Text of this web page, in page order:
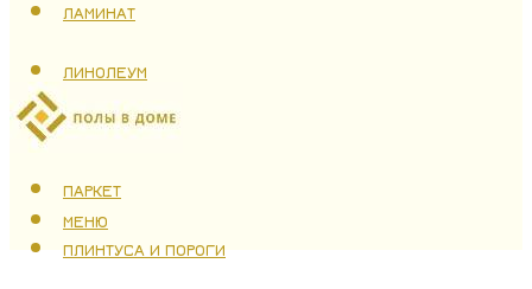
ЛАМИНАТ
ЛИНОЛЕУМ
ТЕПЛЫЙ ПОЛ
ПАРКЕТ
ПЛИНТУСА И ПОРОГИ
МЕНЮ